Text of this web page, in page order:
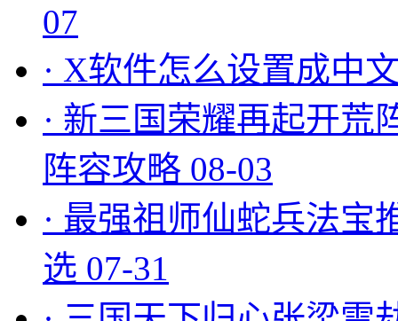
07
· X软件怎么设置成中
· 新三国荣耀再起开荒
阵容攻略 08-03
· 最强祖师仙蛇兵法宝
选 07-31